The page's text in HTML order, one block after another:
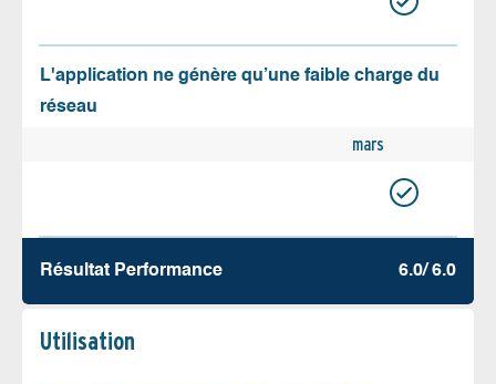
L'application ne génère qu’une faible charge du
réseau
mars
Résultat Performance 6.0/ 6.0
Utilisation